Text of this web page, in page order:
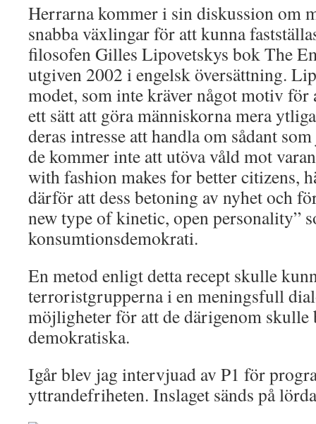
Herrarna kommer i sin diskussion om
snabba växlingar för att kunna
filosofen Gilles Lipovetskys bok The
utgiven 2002 i engelsk översättning.
modet, som inte kräver något motiv för
ett sätt att göra människorna mera
deras intresse att handla om sådant
de kommer inte att utöva våld mot
with fashion makes for better citizens,
därför att dess betoning av nyhet och
new type of kinetic, open personality”
konsumtionsdemokrati.
En metod enligt detta recept skulle
terroristgrupperna i en meningsfull
möjligheter för att de därigenom skulle
demokratiska.
Igår blev jag intervjuad av P1 för
yttrandefriheten. Inslaget sänds på